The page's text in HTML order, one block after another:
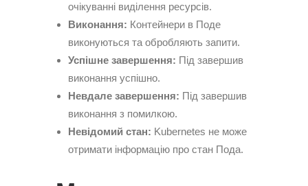
очікуванні виділення ресурсів.
Виконання: Контейнери в Поде
виконуються та обробляють запити.
Успішне завершення: Під завершив
виконання успішно.
Невдале завершення: Під завершив
виконання з помилкою.
Невідомий стан: Kubernetes не може
отримати інформацію про стан Пода.